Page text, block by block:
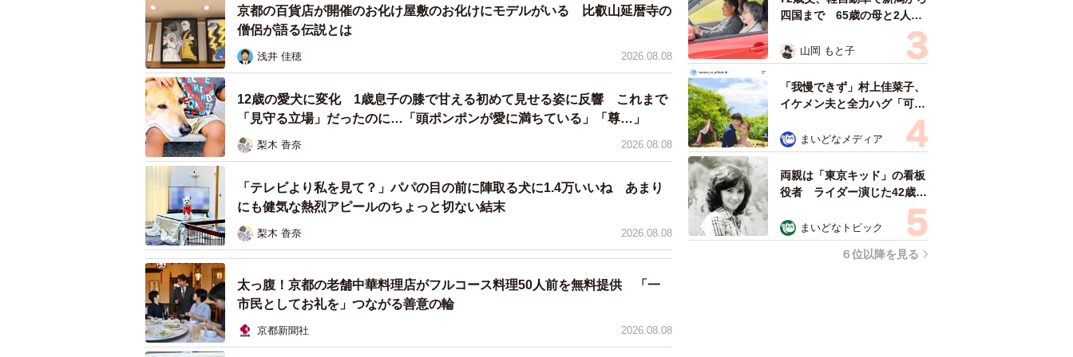
京都の百貨店が開催のお化け屋敷のお化けにモデルがいる 比叡山延暦寺の
僧侶が語る伝説とは
浅井 佳穂 2026.08.08
12歳の愛犬に変化 1歳息子の膝で甘える初めて見せる姿に反響 これまで
「見守る立場」だったのに…「頭ポンポンが愛に満ちている」「尊…」
梨木 香奈 2026.08.08
「テレビより私を見て？」パパの目の前に陣取る犬に1.4万いいね あまり
にも健気な熱烈アピールのちょっと切ない結末
梨木 香奈 2026.08.08
太っ腹！京都の老舗中華料理店がフルコース料理50人前を無料提供 「一
市民としてお礼を」つながる善意の輪
京都新聞社 2026.08.08
四国まで 65歳の母と2人で
3泊4日の旅 パーキングの休
憩まで分刻み… 「大学生で
も組まねえよ！」
山岡 もと子
「我慢できず」村上佳菜子、
イケメン夫と全力ハグ「可愛
いふたり」「素敵なご夫婦」
まいどなメディア
両親は「東京キッド」の看板
役者 ライダー演じた42歳元
俳優が再婚妻との「ウエディ
ングフォト」計画を明言
「センスあるカメラマン求
まいどなトピック
６位以降を見る